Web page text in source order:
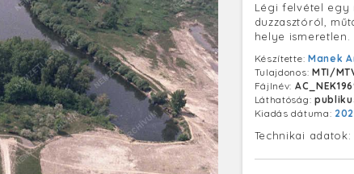
Légi felvétel egy
duzzasztóról,
helye ismeretlen.
Készítette: Manek
Tulajdonos: MTI/
Fájlnév:
Láthatóság:
Kiadás dátuma:
Technikai